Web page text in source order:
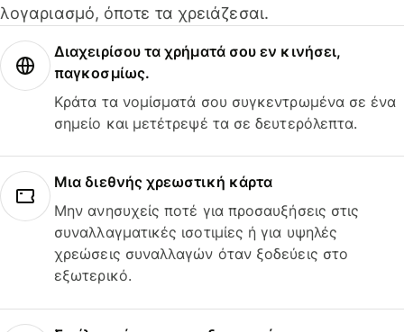
λογαριασμό, όποτε τα χρειάζεσαι.
Διαχειρίσου τα χρήματά σου εν κινήσει,
παγκοσμίως.
Κράτα τα νομίσματά σου συγκεντρωμένα σε ένα
σημείο και μετέτρεψέ τα σε δευτερόλεπτα.
Μια διεθνής χρεωστική κάρτα
Μην ανησυχείς ποτέ για προσαυξήσεις στις
συναλλαγματικές ισοτιμίες ή για υψηλές
χρεώσεις συναλλαγών όταν ξοδεύεις στο
εξωτερικό.